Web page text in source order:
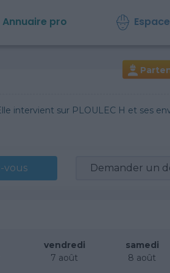
Annuaire pro
intervient sur PLOULEC H et ses
vous Demander un
vendredi
7 août
samedi
8 août